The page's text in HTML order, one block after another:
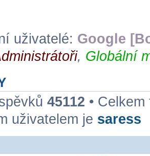
uživatelé: Google
, Globální
45112 •
uživatelem je saress